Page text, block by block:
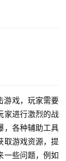
游戏，玩家需要
家进行激烈的战
，各种辅助工具
取游戏资源，提
一些问题，例如